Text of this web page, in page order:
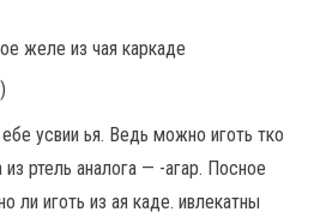
)
усвии ья. Ведь можно иготь тко
ртель аналога — -агар. Посное
ли иготь из ая каде. ивлекатны